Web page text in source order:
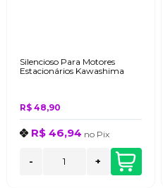
Silencioso Para Motores
Estacionários Kawashima
R$ 48,90
R$ 46,94 no Pix
- +